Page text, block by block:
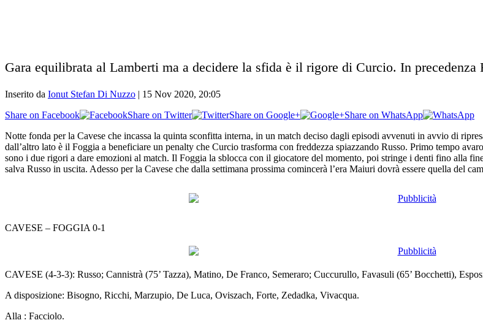
Gara equilibrata al Lamberti ma a decidere la sfida è il rigore di Curcio. In
Inserito da Ionut Stefan Di Nuzzo | 15 Nov 2020, 20:05
Share on Facebook
Share on Twitter Share on Google+
Share on WhatsApp
Notte fonda per la Cavese che incassa la quinta sconfitta interna, in un match deciso dagli episodi avvenuti in avvio di
dall’altro lato è il Foggia a beneficiare un penalty che Curcio trasforma con freddezza spiazzando Russo. Primo tempo
sono i due rigori a dare emozioni al match. Il Foggia la sblocca con il giocatore del momento, poi stringe i denti fino alla
salva Russo in uscita. Adesso per la Cavese che dalla settimana prossima comincerà l’era Maiuri dovrà essere quella del
CAVESE – FOGGIA 0-1
CAVESE (4-3-3): Russo; Cannistrà (75’ Tazza), Matino, De Franco, Semeraro; Cuccurullo, Favasuli (65’ Bocchetti),
A disposizione: Bisogno, Ricchi, Marzupio, De Luca, Oviszach, Forte, Zedadka, Vivacqua.
Alla : Facciolo.